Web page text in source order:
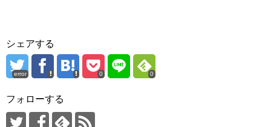
シェアする
error 0 0
フォローする